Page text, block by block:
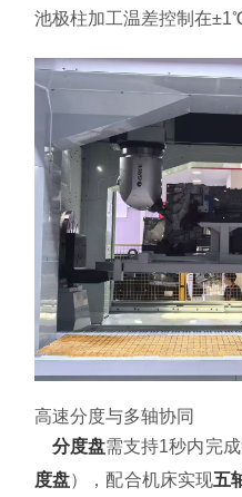
池极柱加工温差控制在
高速分度与多轴协同
分度盘需支持1秒内完
度盘），配合机床实现五